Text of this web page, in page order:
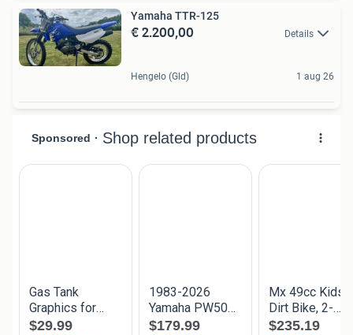
Yamaha TTR-125
€ 2.200,00 Details
Hengelo (Gld) 1 aug 26